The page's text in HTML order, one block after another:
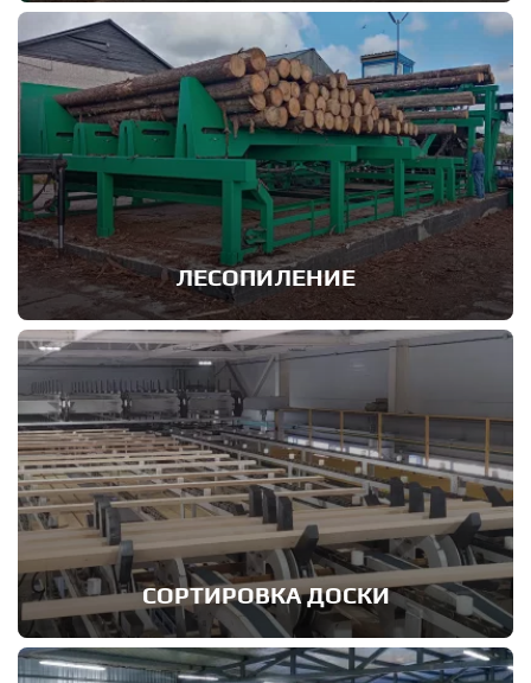
Автоматизация сортировки бревен позволяет
ускорить процесс учета и сортировки,
уменьшить количество рабочих мест и
максимально уйти от ошибок
ЛЕСОПИЛЕНИЕ
СОРТИРОВКА ДОСКИ